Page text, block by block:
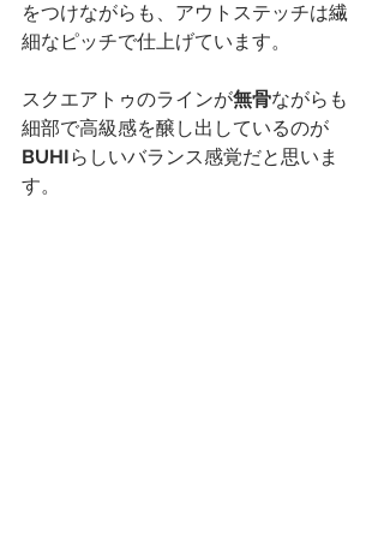
をつけながらも、アウトステッチは繊
細なピッチで仕上げています。
スクエアトゥのラインが無骨ながらも
細部で高級感を醸し出しているのが
BUHIらしいバランス感覚だと思いま
す。